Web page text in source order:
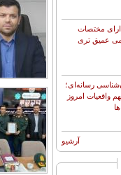
مختصات
عمیق تری
رسانه‌ای؛
واقعیات امروز
آرشیو